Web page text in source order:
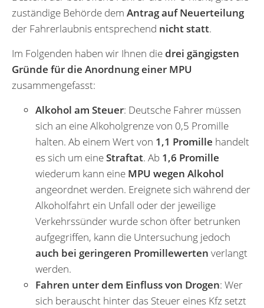
zuständige Behörde dem Antrag auf Neuerteilung
der Fahrerlaubnis entsprechend nicht statt.
Im Folgenden haben wir Ihnen diedrei gängigsten
Gründe für die Anordnung einer MPU
zusammengefasst:
Alkohol am Steuer: Deutsche Fahrer müssen
sich an eine Alkoholgrenze von 0,5 Promille
halten. Ab einem Wert von 1,1 Promille handelt
es sich um eineStraftat. Ab 1,6 Promille
wiederum kann eine MPU wegen Alkohol
angeordnet werden. Ereignete sich während der
Alkoholfahrt ein Unfall oder der jeweilige
Verkehrssünder wurde schon öfter betrunken
aufgegriffen, kann die Untersuchung jedoch
auch bei geringeren Promillewerten verlangt
werden.
Fahren unter dem Einfluss von Drogen: Wer
sich berauscht hinter das Steuer eines Kfz setzt